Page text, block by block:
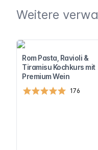
Weitere
Rom Pasta, Ravioli &
Tiramisu Kochkurs mit
Premium Wein
176